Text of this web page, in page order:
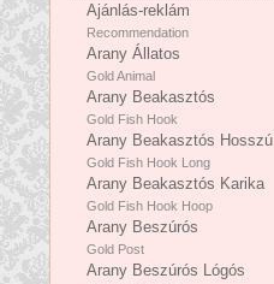
Ajánlás-reklám
Recommendation
Arany Állatos
Gold Animal
Arany Beakasztós
Gold Fish Hook
Arany Beakasztós Hosszú
Gold Fish Hook Long
Arany Beakasztós Karika
Gold Fish Hook Hoop
Arany Beszúrós
Gold Post
Arany Beszúrós Lógós